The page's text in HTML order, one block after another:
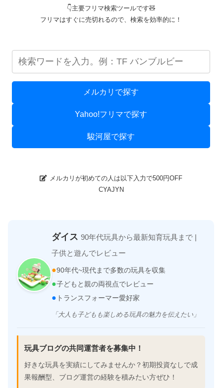
👇主要フリマ検索ツールです🧸
フリマはすぐに売切れるので、検索を効率的に！
メルカリで探す
Yahoo!フリマで探す
駿河屋で探す
メルカリが初めての人は以下入力で500円OFF
CYAJYN
ダイス 90年代玩具から最新知育玩具まで |
子供と遊んでレビュー
●90年代~現代まで多数の玩具を収集
●子どもと親の両視点でレビュー
● トランスフォーマー愛好家
「大人も子どもも楽しめる玩具の魅力を伝えたい」
玩具ブログの共同運営者を募集中！
好きな玩具を実績にしてみませんか？初期投資なしで成
果報酬型、ブログ運営の経験を積みたい方ぜひ！